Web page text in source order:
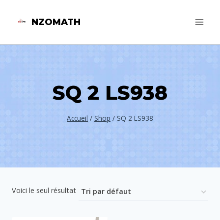
NZOMATH
SQ 2 LS938
Accueil / Shop / SQ 2 LS938
Voici le seul résultat